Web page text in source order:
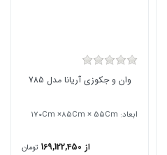
وان و جکوزی آریانا مدل 785
ابعاد: ۱7۰Cm ×85Cm × 55Cm
از 169,122,450 تومان